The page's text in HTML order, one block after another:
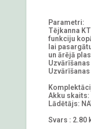
Parametri:
Tējkanna
funkciju
lai
un ārējā
Akku skaits:
Lādētājs:
Svars : 2.80